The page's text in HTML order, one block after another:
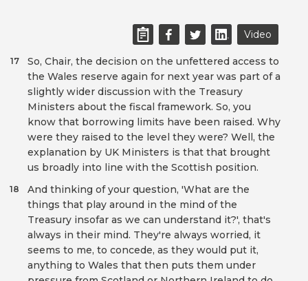
Video
So, Chair, the decision on the unfettered access to
the Wales reserve again for next year was part of a
slightly wider discussion with the Treasury
Ministers about the fiscal framework. So, you
know that borrowing limits have been raised. Why
were they raised to the level they were? Well, the
explanation by UK Ministers is that that brought
us broadly into line with the Scottish position.
17
And thinking of your question, 'What are the
things that play around in the mind of the
Treasury insofar as we can understand it?', that's
always in their mind. They're always worried, it
seems to me, to concede, as they would put it,
anything to Wales that then puts them under
18